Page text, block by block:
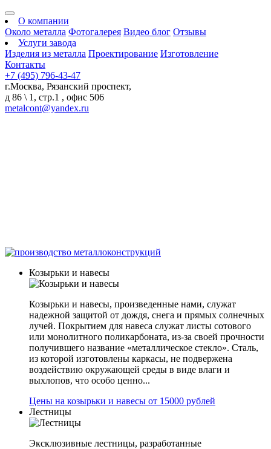
О компании
Около металла Фотогалерея Видео блог Отзывы
Услуги завода
Изделия из металла Проектирование Изготовление
Контакты
+7 (495) 796-43-47
г.Москва, Рязанский проспект,
д 86 \ 1, стр.1 , офис 506
metalcont@yandex.ru
Козырьки и навесы
Козырьки и навесы, произведенные нами, служат
надежной защитой от дождя, снега и прямых солнечных
лучей. Покрытием для навеса служат листы сотового
или монолитного поликарбоната, из-за своей прочности
получившего название «металлическое стекло». Сталь,
из которой изготовлены каркасы, не подвержена
воздействию окружающей среды в виде влаги и
выхлопов, что особо ценно...
Цены на козырьки и навесы от 15000 рублей
Лестницы
Эксклюзивные лестницы, разработанные